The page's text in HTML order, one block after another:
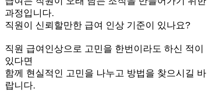
과정입니다.
직원이 신뢰할만한 급여 인상 기준이 있나요?
직원 급여인상으로 고민을 한번이라도 하신 적이
있다면
함께 현실적인 고민을 나누고 방법을 찾으시길 바
랍니다.